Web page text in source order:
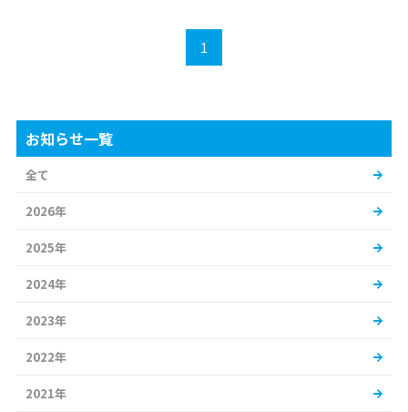
1
お知らせ一覧
全て
2026年
2025年
2024年
2023年
2022年
2021年